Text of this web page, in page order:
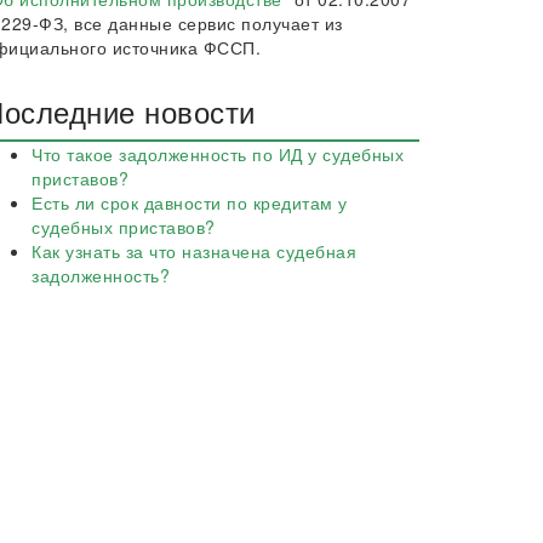
ФЗ, все данные сервис получает из
источника ФССП.
новости
Что такое задолженность по ИД у судебных
приставов?
Есть ли срок давности по кредитам у
судебных приставов?
Как узнать за что назначена судебная
задолженность?